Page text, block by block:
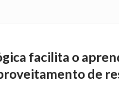
facilita o
de